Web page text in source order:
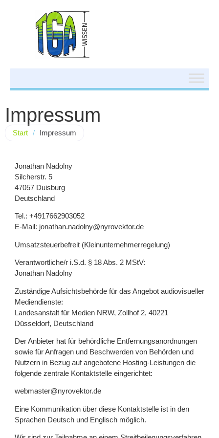
Impressum
Start / Impressum
Jonathan Nadolny
Silcherstr. 5
47057 Duisburg
Deutschland
Tel.: +4917662903052
E-Mail: jonathan.nadolny@nyrovektor.de
Umsatzsteuerbefreit (Kleinunternehmerregelung)
Verantwortliche/r i.S.d. § 18 Abs. 2 MStV:
Jonathan Nadolny
Zuständige Aufsichtsbehörde für das Angebot audiovisueller
Mediendienste:
Landesanstalt für Medien NRW, Zollhof 2, 40221
Düsseldorf, Deutschland
Der Anbieter hat für behördliche Entfernungsanordnungen
sowie für Anfragen und Beschwerden von Behörden und
Nutzern in Bezug auf angebotene Hosting-Leistungen die
folgende zentrale Kontaktstelle eingerichtet:
webmaster@nyrovektor.de
Eine Kommunikation über diese Kontaktstelle ist in den
Sprachen Deutsch und Englisch möglich.